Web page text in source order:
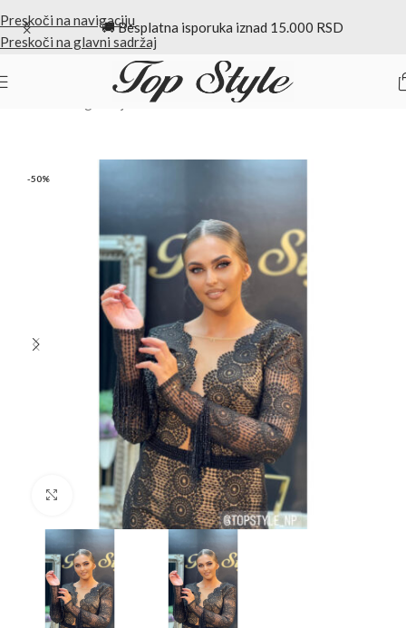
Preskoči na navigaciju
Preskoči na glavni sadržaj
🚚 Besplatna isporuka iznad 15.000 RSD
-50%
Kliknite da biste uvećali